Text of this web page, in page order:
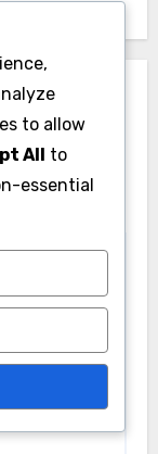
to allow
All to
essential